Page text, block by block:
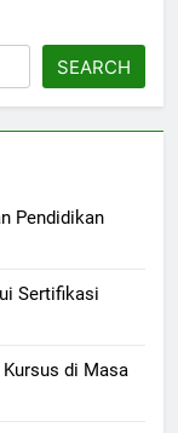
SEARCH
Pendidikan
Sertifikasi
di Masa